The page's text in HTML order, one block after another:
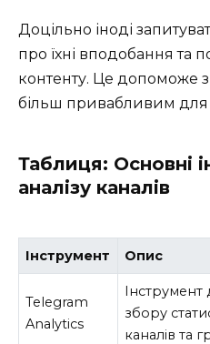
Доцільно іноді
про їхні вподобання та
контенту. Це допоможе
більш привабливим для
Таблиця: Основні
аналізу каналів
Інструмент Опис
Telegram
Analytics
Інструмент
збору
каналів та